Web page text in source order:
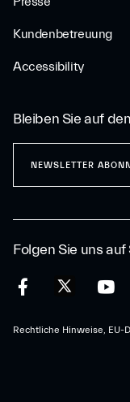
Kundenbetreuung
Accessibility
Folgen Sie uns
Rechtliche Hinweise, EU-
Bleiben Sie auf
NEWSLETTER